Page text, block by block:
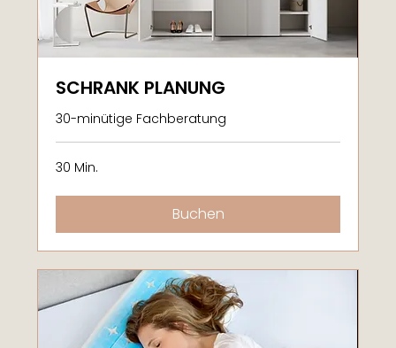
SCHRANK PLANUNG
30-minütige Fachberatung
30 Min.
Buchen